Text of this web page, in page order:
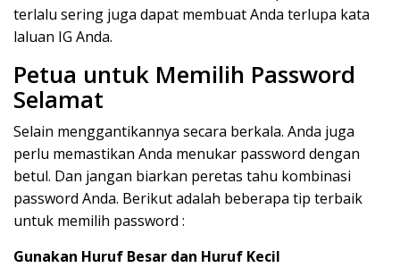
terlalu sering juga dapat membuat Anda terlupa kata
laluan IG Anda.
Petua untuk Memilih Password
Selamat
Selain menggantikannya secara berkala. Anda juga
perlu memastikan Anda menukar password dengan
betul. Dan jangan biarkan peretas tahu kombinasi
password Anda. Berikut adalah beberapa tip terbaik
untuk memilih password :
Gunakan Huruf Besar dan Huruf Kecil